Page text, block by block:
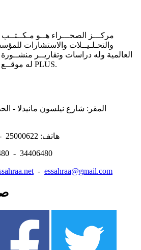
مركـــز الصحـــراء هــو مـكــتــب
والتحـلـيــلات والاستشارات
العالمية وله دراسات وتقاريــر
له موقــع الصحراء ومنصة الصحراء PLUS.
هاتف: 25000622 - 45250731 - 45255931
- 34406480
- essahraa@gmail.com